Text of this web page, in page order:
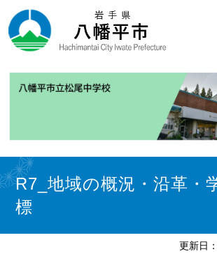
ー
ジ
ニ
ュ
文 R7_地域の概況・沿革・
標
更新日